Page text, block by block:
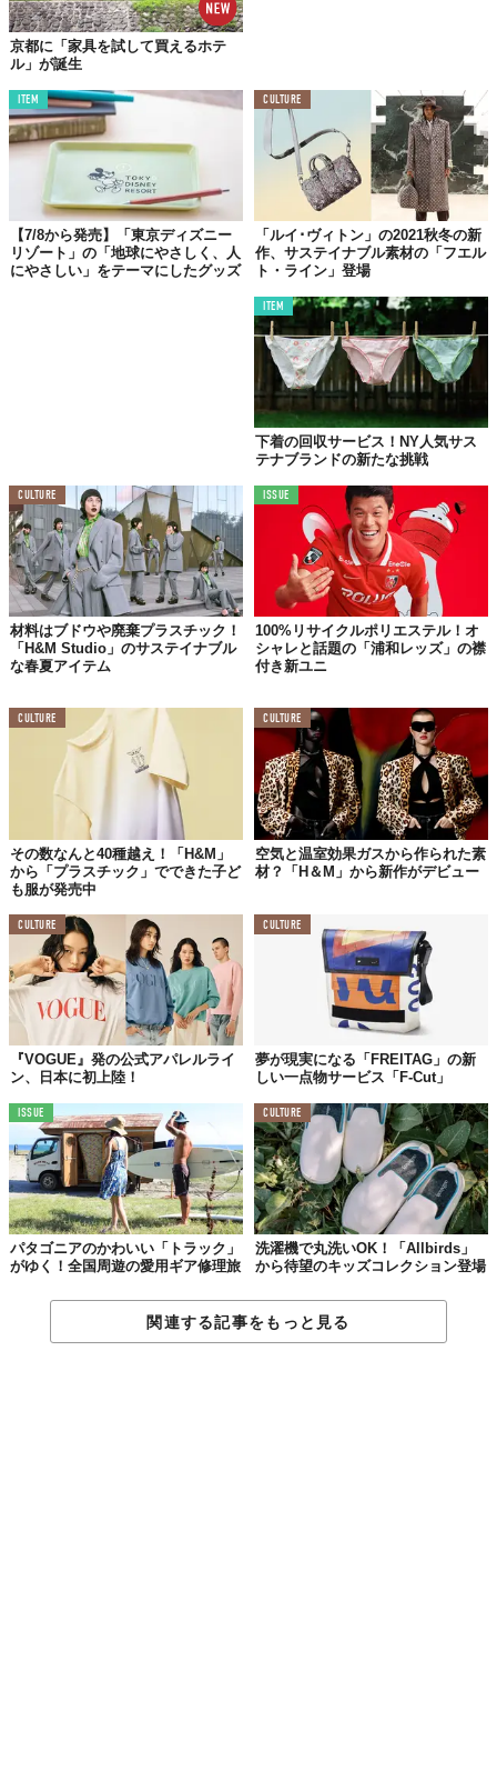
※素材の特性上、表面に凹凸が見られる場合がございます。
TABI LABO
この世界は、もっと広いはずだ。
京都に「家具を試して買えるホテ
ル」が誕生
ITEM
【7/8から発売】「東京ディズニー
リゾート」の「地球にやさしく、人
にやさしい」をテーマにしたグッズ
CULTURE
「ルイ･ヴィトン」の2021秋冬の新
作、サステイナブル素材の「フエル
ト・ライン」登場
ITEM
下着の回収サービス！NY人気サス
テナブランドの新たな挑戦
CULTURE
材料はブドウや廃棄プラスチック！
「H&M Studio」のサステイナブル
な春夏アイテム
ISSUE
100%リサイクルポリエステル！オ
シャレと話題の「浦和レッズ」の襟
付き新ユニ
CULTURE
その数なんと40種越え！「H&M」
から「プラスチック」でできた子ど
も服が発売中
CULTURE
空気と温室効果ガスから作られた素
材？「H＆M」から新作がデビュー
CULTURE
『VOGUE』発の公式アパレルライ
ン、日本に初上陸！
CULTURE
夢が現実になる「FREITAG」の新
しい一点物サービス「F-Cut」
ISSUE
パタゴニアのかわいい「トラック」
がゆく！全国周遊の愛用ギア修理旅
CULTURE
洗濯機で丸洗いOK！「Allbirds」
から待望のキッズコレクション登場
関連する記事をもっと見る